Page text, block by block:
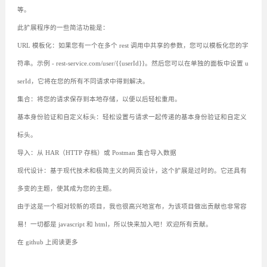
等。
此扩展程序的一些简洁功能是：
URL 模板化：如果您有一个在多个 rest 调用中共享的参数，您可以模板化您的字
符串。示例 - rest-service.com/user/{{userId}}。然后您可以在单独的面板中设置 u
serId，它将在您的所有不同请求中得到解决。
集合：将您的请求保存到本地存储，以便以后轻松重用。
基本身份验证和自定义标头：轻松设置与请求一起传递的基本身份验证和自定义
标头。
导入：从 HAR（HTTP 存档）或 Postman 集合导入数据
现代设计：基于现代技术和极简主义的网页设计，这个扩展是过时的。它还具有
多变的主题，使其成为您的主题。
由于这是一个相对较新的项目，我也很高兴地宣布，为该项目做出贡献也非常容
易！一切都是 javascript 和 html，所以快来加入吧！欢迎所有贡献。
在 github 上阅读更多